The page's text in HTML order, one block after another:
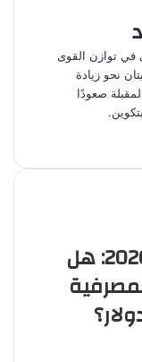
في توازن القوى
نحو زيادة
صعودًا
توقعات سعر FLOKI في 2026: هل